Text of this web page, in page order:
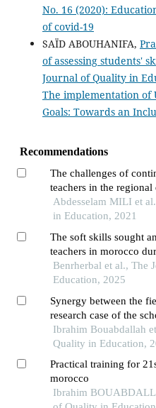
No. 16 (2020):
of covid-19
SAÏD ABOUHANIFA,
of assessing students'
Journal of Quality in
The implementation of
Goals: Towards an
Recommendations
The challenges of
teachers in the
training skills (crmef)
Abdesselam MILI et
in Education, 2021
The soft skills sought
teachers in morocco
regional centers for
professions (crmef)
Benrherbal et al., The
Education, 2025
Synergy between the
research case of the school education sector in
morocco
Ibrahim Bouabdallah
Quality in Education,
Practical training for
morocco
Ibrahim